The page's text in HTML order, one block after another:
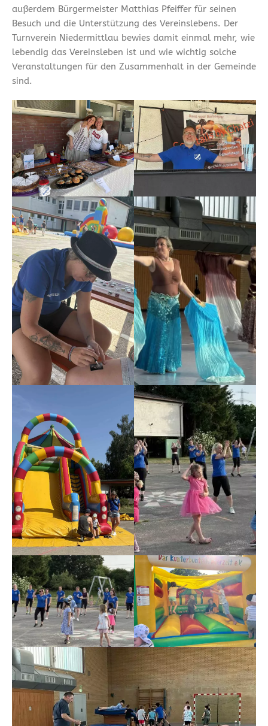
außerdem Bürgermeister Matthias Pfeiffer für seinen
Besuch und die Unterstützung des Vereinslebens. Der
Turnverein Niedermittlau bewies damit einmal mehr, wie
lebendig das Vereinsleben ist und wie wichtig solche
Veranstaltungen für den Zusammenhalt in der Gemeinde
sind.